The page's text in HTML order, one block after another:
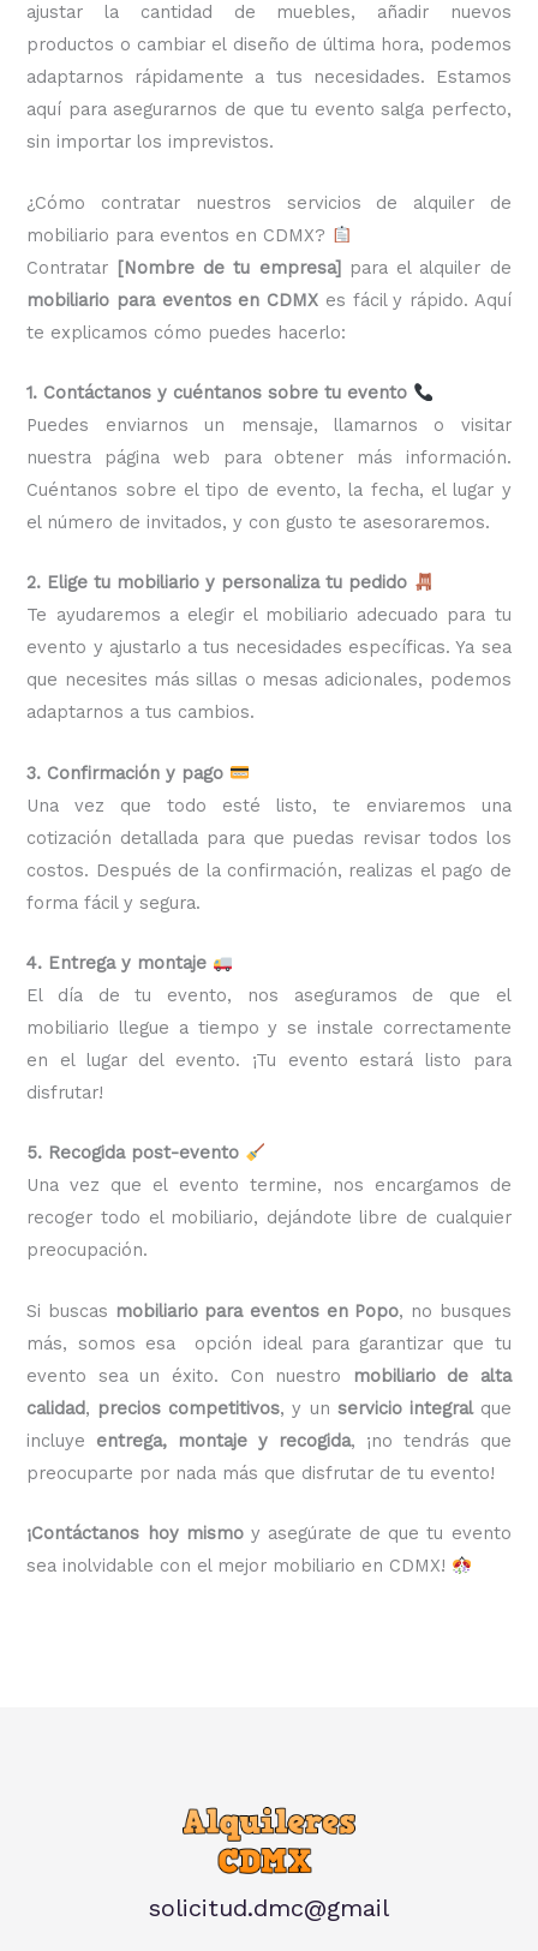
ajustar la cantidad de muebles, añadir nuevos
productos o cambiar el diseño de última hora, podemos
adaptarnos rápidamente a tus necesidades. Estamos
aquí para asegurarnos de que tu evento salga perfecto,
sin importar los imprevistos.
¿Cómo contratar nuestros servicios de alquiler de
mobiliario para eventos en CDMX?
Contratar [Nombre de tu empresa]para el alquiler de
mobiliario para eventos en CDMX es fácil y rápido. Aquí
te explicamos cómo puedes hacerlo:
1. Contáctanos y cuéntanos sobre tu evento
Puedes enviarnos un mensaje, llamarnos o visitar
nuestra página web para obtener más información.
Cuéntanos sobre el tipo de evento, la fecha, el lugar y
el número de invitados, y con gusto te asesoraremos.
2. Elige tu mobiliario y personaliza tu pedido
Te ayudaremos a elegir el mobiliario adecuado para tu
evento y ajustarlo a tus necesidades específicas. Ya sea
que necesites más sillas o mesas adicionales, podemos
adaptarnos a tus cambios.
3. Confirmación y pago
Una vez que todo esté listo, te enviaremos una
cotización detallada para que puedas revisar todos los
costos. Después de la confirmación, realizas el pago de
forma fácil y segura.
4. Entrega y montaje
El día de tu evento, nos aseguramos de que el
mobiliario llegue a tiempo y se instale correctamente
en el lugar del evento. ¡Tu evento estará listo para
disfrutar!
5. Recogida post-evento
Una vez que el evento termine, nos encargamos de
recoger todo el mobiliario, dejándote libre de cualquier
preocupación.
Si buscas mobiliario para eventos en Popo, no busques
más, somos esa opción ideal para garantizar que tu
evento sea un éxito. Con nuestro
mobiliario de alta
calidad, precios competitivos, y un servicio integralque
incluye entrega, montaje y recogida, ¡no tendrás que
preocuparte por nada más que disfrutar de tu evento!
¡Contáctanos hoy mismoy asegúrate de que tu evento
sea inolvidable con el mejor mobiliario en CDMX!
solicitud.dmc@gmail